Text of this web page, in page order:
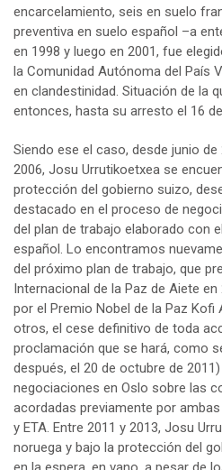
encarcelamiento, seis en suelo
preventiva en suelo español –a
en 1998 y luego en 2001, fue
la Comunidad Autónoma del País
en clandestinidad. Situación de la
entonces, hasta su arresto el 16
Siendo ese el caso, desde junio
2006, Josu Urrutikoetxea se
protección del gobierno suizo,
destacado en el proceso de
del plan de trabajo elaborado con
español. Lo encontramos
del próximo plan de trabajo, que
Internacional de la Paz de Aiete
por el Premio Nobel de la Paz Kofi
otros, el cese definitivo de toda
proclamación que se hará, como
después, el 20 de octubre de
negociaciones en Oslo sobre las
acordadas previamente por
y ETA. Entre 2011 y 2013, Josu
noruega y bajo la protección del